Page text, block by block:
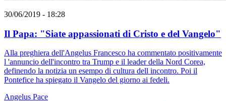
30/06/2019 - 18:28
Il Papa: "Siate appassionati di Cristo e del Vangelo"
Alla preghiera dell'Angelus Francesco ha commentato positivamente
l 'annuncio dell'incontro tra Trump e il leader della Nord Corea,
definendo la notizia un esempo di cultura dell incontro. Poi il
Pontefice ha spiegato il Vangelo del giorno ai fedeli.
Angelus Pace